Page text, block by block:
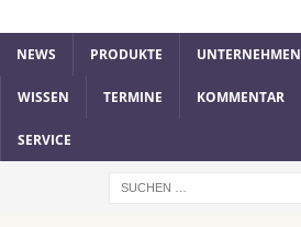
NEWS PRODUKTE UNTERNEHMEN
WISSEN TERMINE KOMMENTAR
SERVICE